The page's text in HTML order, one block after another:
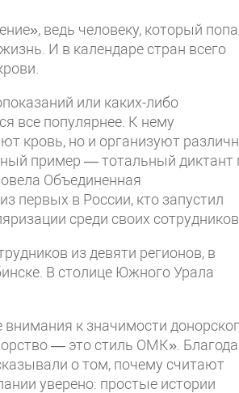
ведь человеку, который
И в календаре стран всего
или каких-либо
все популярнее. К нему
кровь, но и организуют
пример — тотальный диктант
Объединенная
первых в России, кто запустил
среди своих
из девяти регионов, в
В столице Южного Урала
к значимости
— это стиль ОМК».
о том, почему считают
уверено: простые истории